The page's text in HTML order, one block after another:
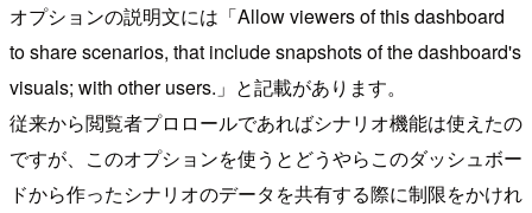
オプションの説明文には「Allow viewers of this dashboard
to share scenarios, that include snapshots of the dashboard's
visuals; with other users.」と記載があります。
従来から閲覧者プロロールであればシナリオ機能は使えたの
ですが、このオプションを使うとどうやらこのダッシュボー
ドから作ったシナリオのデータを共有する際に制限をかけれ